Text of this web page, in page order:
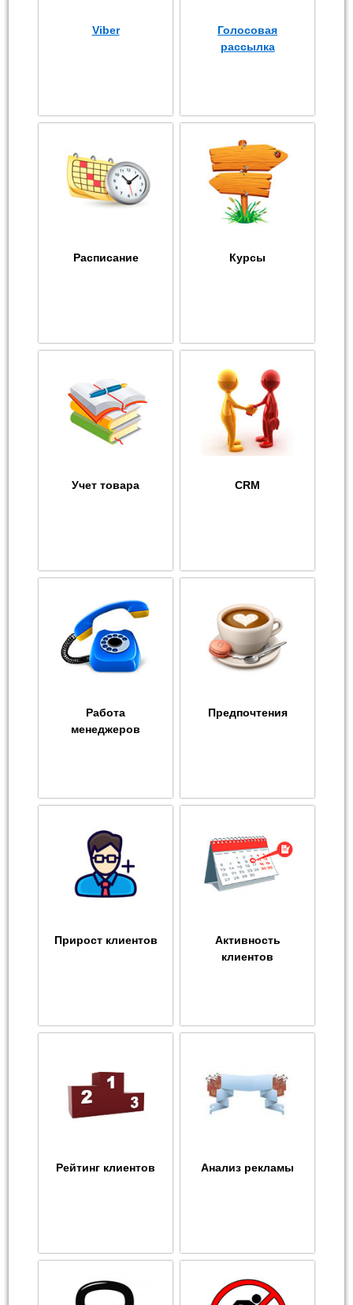
Viber
Голосовая
рассылка
Расписание Курсы
Учет товара CRM
Работа
менеджеров
Предпочтения
Прирост клиентов
Активность
клиентов
Рейтинг клиентов Анализ рекламы